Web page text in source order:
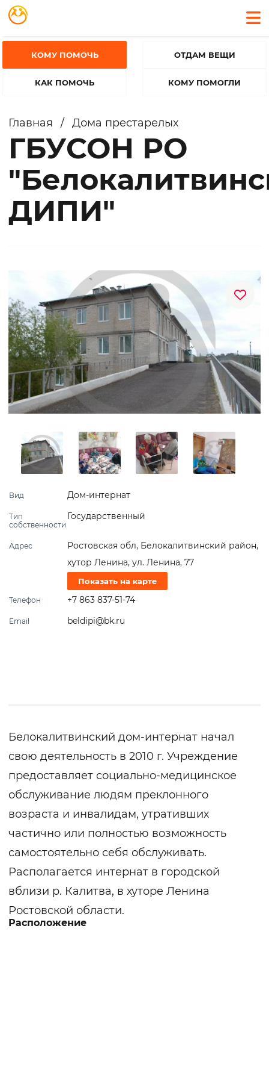
КОМУ ПОМОЧЬ
КАК ПОМОЧЬ
ОТДАМ ВЕЩИ
КОМУ ПОМОГЛИ
Главная / Дома престарелых
ГБУСОН РО
ДИПИ"
Вид Дом-интернат
Тип
собственности
Государственный
Адрес
Ростовская обл, Белокалитвинский район,
хутор Ленина, ул. Ленина, 77
Показать на карте
Телефон +7 863 837-51-74
Email beldipi@bk.ru
Белокалитвинский дом-интернат начал
свою деятельность в 2010 г. Учреждение
предоставляет социально-медицинское
обслуживание людям преклонного
возраста и инвалидам, утративших
частично или полностью возможность
самостоятельно себя обслуживать.
Располагается интернат в городской
вблизи р. Калитва, в хуторе Ленина
Ростовской области.
Территория огорожена по периметру,
Расположение